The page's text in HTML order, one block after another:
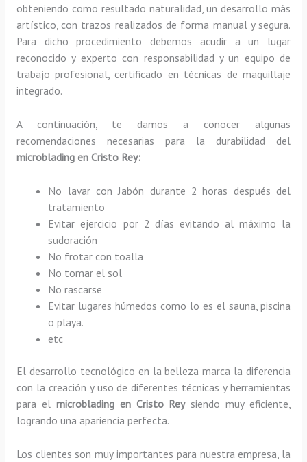
obteniendo como resultado naturalidad, un desarrollo más
artístico, con trazos realizados de forma manual y segura.
Para dicho procedimiento debemos acudir a un lugar
reconocido y experto con responsabilidad y un equipo de
trabajo profesional, certificado en técnicas de maquillaje
integrado.
A continuación, te damos a conocer algunas
recomendaciones necesarias para la durabilidad del
microblading en Cristo Rey:
No lavar con Jabón durante 2 horas después del
tratamiento
Evitar ejercicio por 2 días evitando al máximo la
sudoración
No frotar con toalla
No tomar el sol
No rascarse
Evitar lugares húmedos como lo es el sauna, piscina
o playa.
etc
El desarrollo tecnológico en la belleza marca la diferencia
con la creación y uso de diferentes técnicas y herramientas
para el microblading en Cristo Reysiendo muy eficiente,
logrando una apariencia perfecta.
Los clientes son muy importantes para nuestra empresa, la